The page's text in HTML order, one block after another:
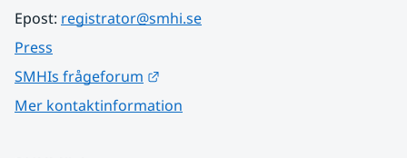
Epost: registrator@smhi.se
Press
SMHIs frågeforum
Mer kontaktinformation